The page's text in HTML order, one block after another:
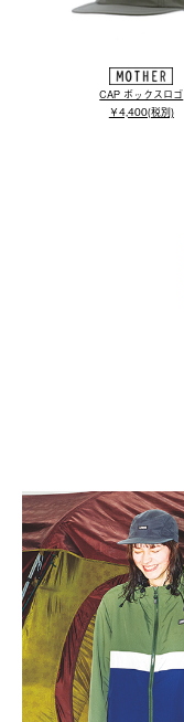
CAP ボックスロゴ
￥4,400(税別)